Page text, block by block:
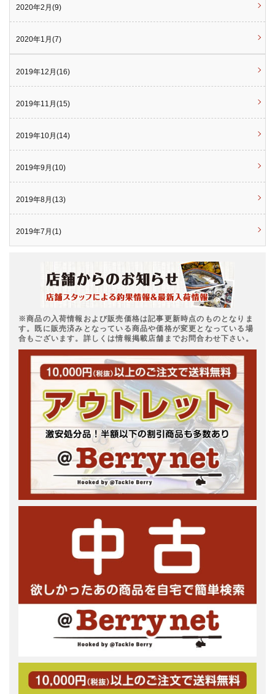
2020年2月(9)
2020年1月(7)
2019年12月(16)
2019年11月(15)
2019年10月(14)
2019年9月(10)
2019年8月(13)
2019年7月(1)
※商品の入荷情報および販売価格は記事更新時点のものとなりま
す。既に販売済みとなっている商品や価格が変更となっている場
合もございます。詳しくは情報掲載店舗までお問合わせ下さい。